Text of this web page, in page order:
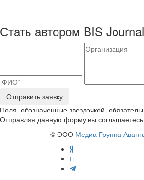
Стать автором BIS Journal
Отправить заявку
Поля, обозначенные звездочкой,
Отправляя данную форму вы
© ООО Медиа Группа